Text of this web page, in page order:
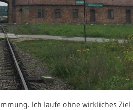
Ich laufe ohne wirkliches Ziel